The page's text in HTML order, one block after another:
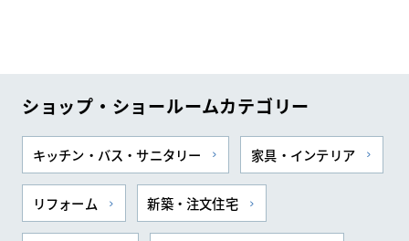
ショップ・ショールームカテゴリー
キッチン・バス・サニタリー 家具・インテリア
リフォーム 新築・注文住宅